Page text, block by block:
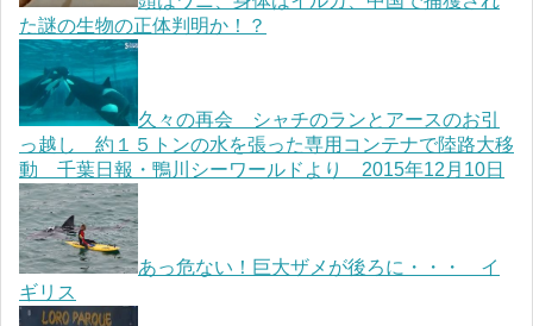
た謎の生物の正体判明か！？
久々の再会 シャチのランとアースのお引
っ越し 約１５トンの水を張った専用コンテナで陸路大移
動 千葉日報・鴨川シーワールドより 2015年12月10日
あっ危ない！巨大ザメが後ろに・・・ イ
ギリス